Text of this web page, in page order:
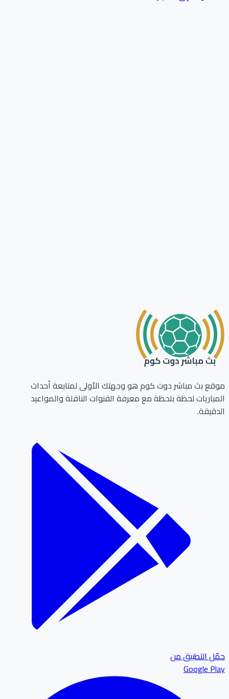
موقع بث مباشر دوت كوم هو وجهتك الأولى لمتابعة أحداث
المباريات لحظة بلحظة مع معرفة القنوات الناقلة والمواعيد
الدقيقة.
حمّل التطبيق من
Google Play